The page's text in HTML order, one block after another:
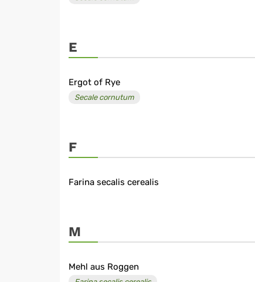
E
Ergot of Rye
Secale cornutum
F
Farina secalis cerealis
M
Mehl aus Roggen